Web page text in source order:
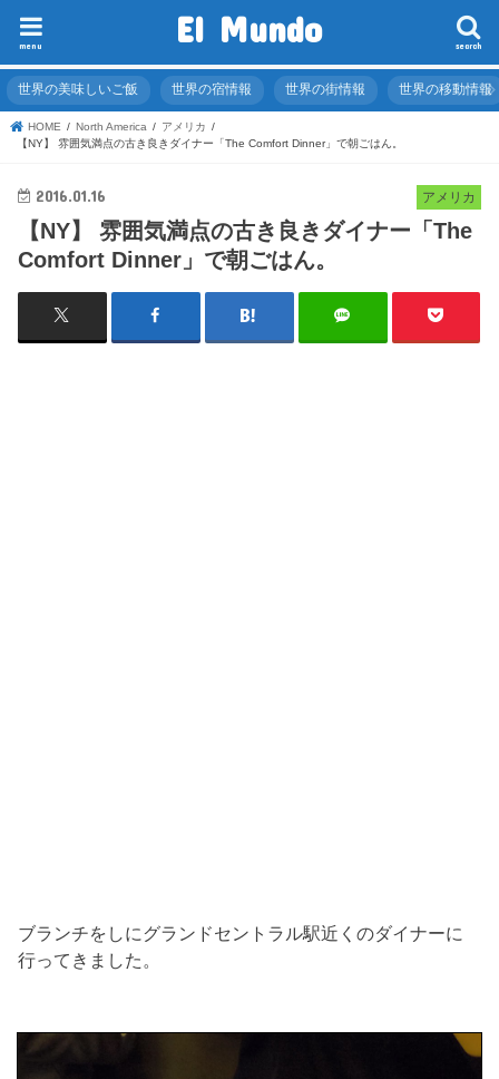
El Mundo search
menu
世界の美味しいご飯 世界の宿情報 世界の街情報 世界の移動情報
HOME North America
アメリカ
【NY】 雰囲気満点の古き良きダイナー「The Comfort Dinner」で朝ごはん。
アメリカ
2016.01.16
【NY】 雰囲気満点の古き良きダイナー「The
Comfort Dinner」で朝ごはん。
ブランチをしにグランドセントラル駅近くのダイナーに
行ってきました。